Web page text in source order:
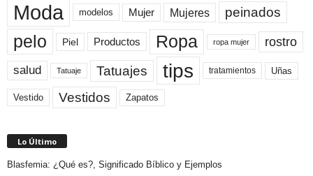
Moda modelos Mujer Mujeres peinados
pelo Piel Productos Ropa ropa mujer rostro
salud Tatuaje Tatuajes tips tratamientos Uñas
Vestido Vestidos Zapatos
Lo Último
Blasfemia: ¿Qué es?, Significado Bíblico y Ejemplos